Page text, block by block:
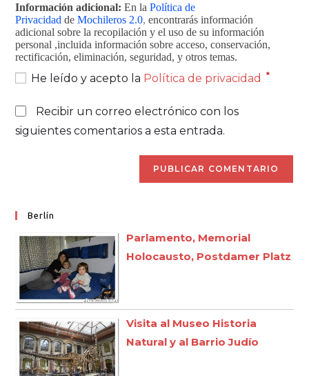
Información adicional: En laPolítica de
Privacidad deMochileros 2.0, encontrarás información
adicional sobre la recopilación y el uso de su información
personal ,incluida información sobre acceso, conservación,
rectificación, eliminación, seguridad, y otros temas.
He leído y acepto la Política de privacidad *
Recibir un correo electrónico con los
siguientes comentarios a esta entrada.
Berlín
Parlamento, Memorial
Holocausto, Postdamer Platz
Visita al Museo Historia
Natural y al Barrio Judío